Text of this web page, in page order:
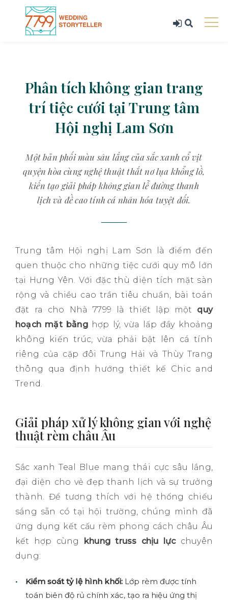
Phân tích không gian trang
trí tiệc cưới tại Trung tâm
Hội nghị Lam Sơn
Một bản phối màu sâu lắng của sắc xanh cổ vịt
quyện hòa cùng nghệ thuật thắt nơ lụa khổng lồ,
kiến tạo giải pháp không gian lễ đường thanh
lịch và đề cao tính cá nhân hóa tuyệt đối.
Trung tâm Hội nghị Lam Sơn là điểm đến
quen thuộc cho những tiệc cưới quy mô lớn
tại Hưng Yên. Với đặc thù diện tích mặt sàn
rộng và chiều cao trần tiêu chuẩn, bài toán
đặt ra cho Nhà 7799 là thiết lập một quy
hoạch mặt bằnghợp lý, vừa lấp đầy khoảng
không kiến trúc, vừa phải bật lên cá tính
riêng của cặp đôi Trung Hải và Thùy Trang
thông qua định hướng thiết kế Chic and
Trend.
Giải pháp xử lý không gian với nghệ
thuật rèm châu Âu
Sắc xanh Teal Blue mang thái cực sâu lắng,
đại diện cho vẻ đẹp thanh lịch và sự trưởng
thành. Để tương thích với hệ thống chiếu
sáng sẵn có tại hội trường, chúng mình đã
ứng dụng kết cấu rèm phong cách châu Âu
kết hợp cùng khung truss chịu lựcchuyên
dụng:
Kiểm soát tỷ lệ hình khối: Lớp rèm được tính
toán biên độ rủ chính xác, tạo ra hiệu ứng thị